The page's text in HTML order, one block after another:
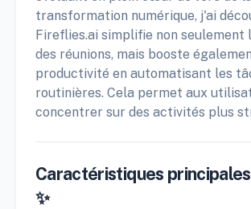
transformation numérique, j'ai
Fireflies.ai simplifie non seulement
des réunions, mais booste
productivité en automatisant les
routinières. Cela permet aux
concentrer sur des activités plus
Caractéristiques
✨